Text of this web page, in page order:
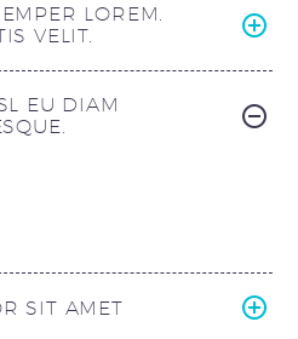
LOREM.
VELIT.
EU DIAM
SIT AMET